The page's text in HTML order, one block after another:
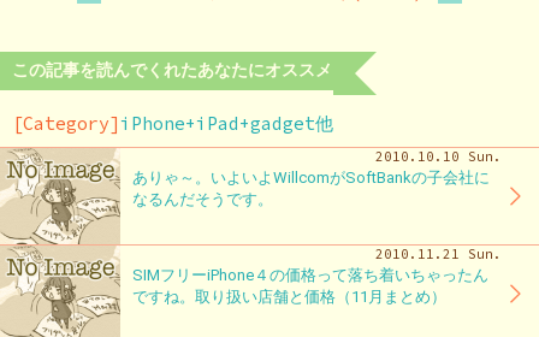
この記事を読んでくれたあなたにオススメ
[Category]iPhone+iPad+gadget他
2010.10.10 Sun.
ありゃ～。いよいよWillcomがSoftBankの子会社に
なるんだそうです。
2010.11.21 Sun.
SIMフリーiPhone４の価格って落ち着いちゃったん
ですね。取り扱い店舗と価格（11月まとめ）